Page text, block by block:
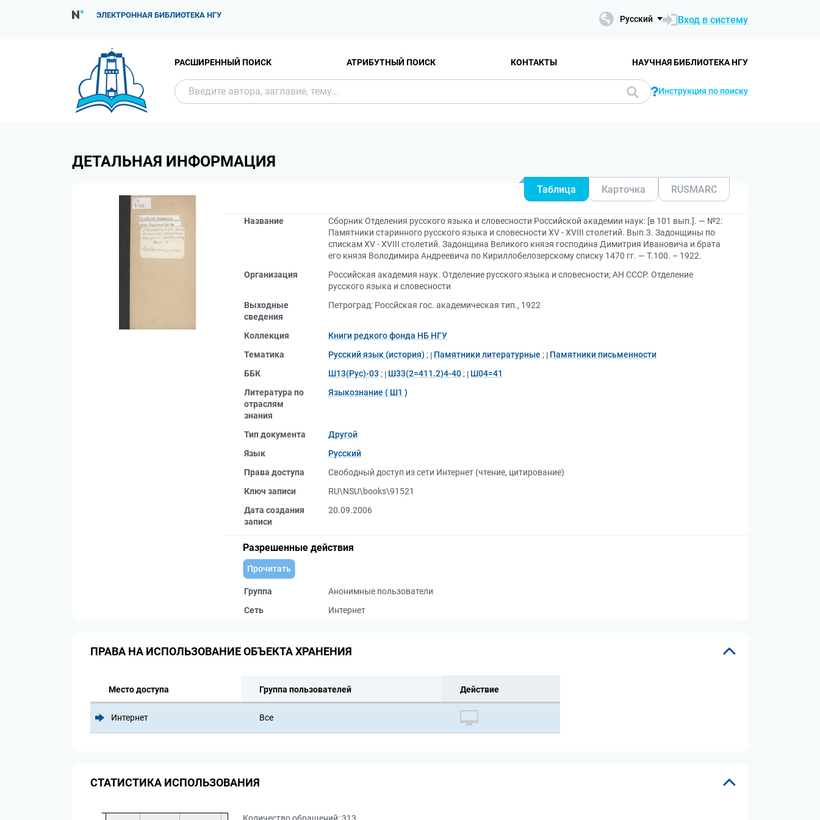
ЭЛЕКТРОННАЯ БИБЛИОТЕКА НГУ Русский Вход в систему
РАСШИРЕННЫЙ ПОИСК АТРИБУТНЫЙ ПОИСК КОНТАКТЫ НАУЧНАЯ БИБЛИОТЕКА НГУ
Инструкция по поиску
ДЕТАЛЬНАЯ ИНФОРМАЦИЯ
Таблица Карточка RUSMARC
Название
Сборник Отделения русского языка и словесности Российской академии наук: [в 101 вып.]. — №2:
Памятники старинного русского языка и словесности XV - XVIII столетий. Вып.3. Задонщины по
спискам XV - XVIII столетий. Задонщина Великого князя господина Димитрия Ивановича и брата
его князя Володимира Андреевича по Кириллобелозерскому списку 1470 гг. — Т.100. – 1922.
Организация
Российская академия наук. Отделение русского языка и словесности;АН СССР. Отделение
русского языка и словесности
Выходные
сведения
Петроград: Россйская гос. академическая тип., 1922
Коллекция
Книги редкого фонда НБ НГУ
Тематика
Русский язык (история) ; Памятники литературные ;
Памятники письменности
ББК
Ш13(Рус)-03 ; Ш33(2=411.2)4-40 ;
Ш04=41
Литература по
отраслям
знания
Языкознание ( Ш1 )
Тип документа
Другой
Язык
Русский
Права доступа
Свободный доступ из сети Интернет (чтение, цитирование)
Ключ записи
RU\NSU\books\91521
Дата создания
записи
20.09.2006
Разрешенные действия
Прочитать
Группа
Анонимные пользователи
Сеть
Интернет
ПРАВА НА ИСПОЛЬЗОВАНИЕ ОБЪЕКТА ХРАНЕНИЯ
Место доступа Группа пользователей Действие
Интернет Все
СТАТИСТИКА ИСПОЛЬЗОВАНИЯ